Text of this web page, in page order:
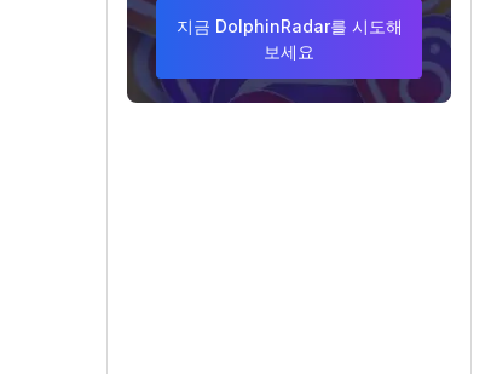
지금 DolphinRadar를 시도해
보세요